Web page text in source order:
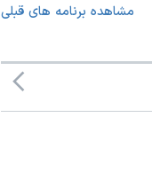
مشاهده برنامه های قبلی